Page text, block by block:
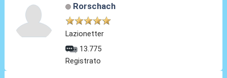
Rorschach
Lazionetter
13.775
Registrato